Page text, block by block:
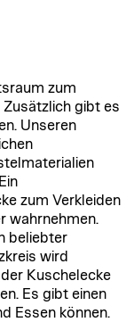
zum
Zusätzlich gibt es
Unseren
zum Verkleiden
wahrnehmen.
beliebter
wird
Kuschelecke
Es gibt einen
Essen können.